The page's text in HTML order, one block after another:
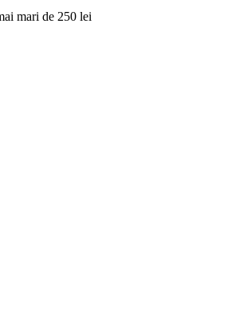
mari de 250 lei